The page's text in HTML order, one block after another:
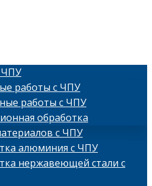
ЧПУ
работы с ЧПУ
работы с ЧПУ
обработка
с ЧПУ
алюминия с ЧПУ
нержавеющей стали с